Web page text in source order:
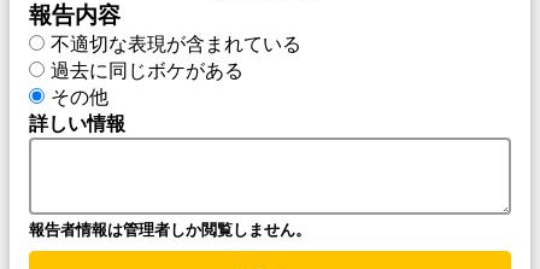
報告内容
不適切な表現が含まれている
過去に同じボケがある
その他
詳しい情報
報告者情報は管理者しか閲覧しません。